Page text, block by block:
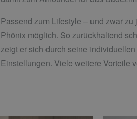
Passend zum Lifestyle – und zwar
Phönix möglich. So zurückhaltend
zeigt er sich durch seine
Einstellungen. Viele weitere Vorteile